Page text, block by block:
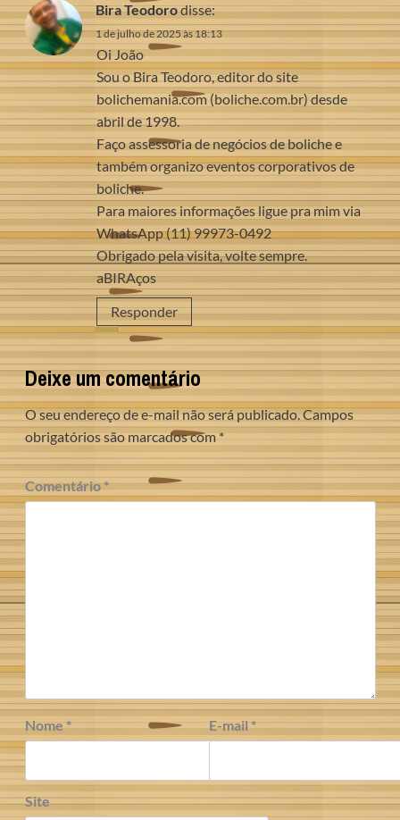
Bira Teodorodisse:
1 de julho de 2025 às 18:13
Oi João
Sou o Bira Teodoro, editor do site
bolichemania.com (boliche.com.br) desde
abril de 1998.
Faço assessoria de negócios de boliche e
também organizo eventos corporativos de
boliche.
Para maiores informações ligue pra mim via
WhatsApp (11) 99973-0492
Obrigado pela visita, volte sempre.
aBIRAços
Responder
Deixe um comentário
O seu endereço de e-mail não será publicado.Campos
obrigatórios são marcados com *
Comentário*
Nome * E-mail*
Site